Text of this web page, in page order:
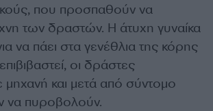
που προσπαθούν να
των δραστών. Η άτυχη γυναίκα
να πάει στα γενέθλια της κόρης
οι δράστες
μηχανή και μετά από σύντομο
να πυροβολούν.